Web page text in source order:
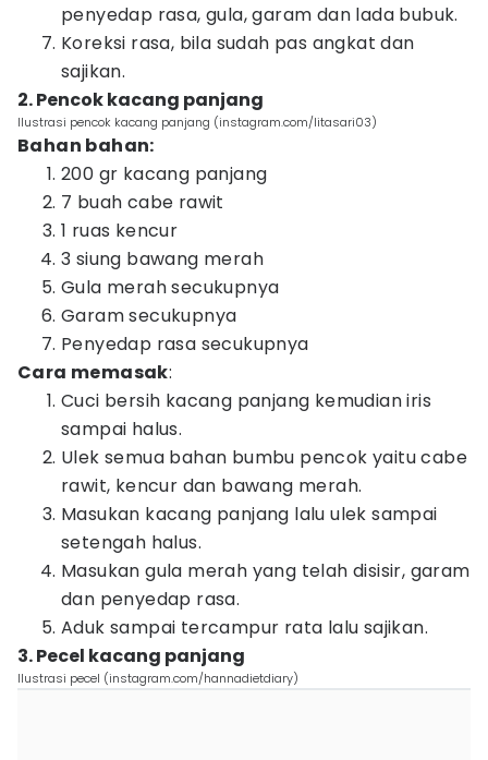
penyedap rasa, gula, garam dan lada bubuk.
Koreksi rasa, bila sudah pas angkat dan
sajikan.
2. Pencok kacang panjang
Ilustrasi pencok kacang panjang (instagram.com/litasari03)
Bahan bahan:
200 gr kacang panjang
7 buah cabe rawit
1 ruas kencur
3 siung bawang merah
Gula merah secukupnya
Garam secukupnya
Penyedap rasa secukupnya
Cara memasak:
Cuci bersih kacang panjang kemudian iris
sampai halus.
Ulek semua bahan bumbu pencok yaitu cabe
rawit, kencur dan bawang merah.
Masukan kacang panjang lalu ulek sampai
setengah halus.
Masukan gula merah yang telah disisir, garam
dan penyedap rasa.
Aduk sampai tercampur rata lalu sajikan.
3. Pecel kacang panjang
Ilustrasi pecel (instagram.com/hannadietdiary)